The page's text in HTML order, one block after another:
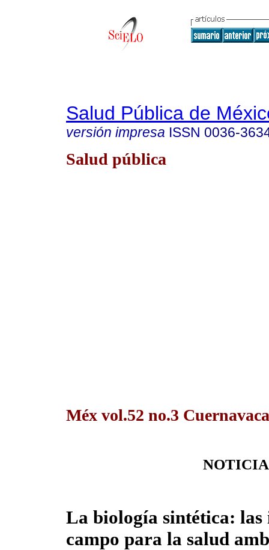
Salud Pública de
versión impresa ISSN 0036-
Salud pública
Méx vol.52 no.3
La biología sintética: las
campo para la salud